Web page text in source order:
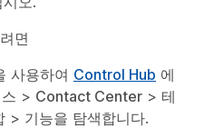
면
사용하여 Control Hub 에
> Contact Center > 테
> 기능을 탐색합니다.